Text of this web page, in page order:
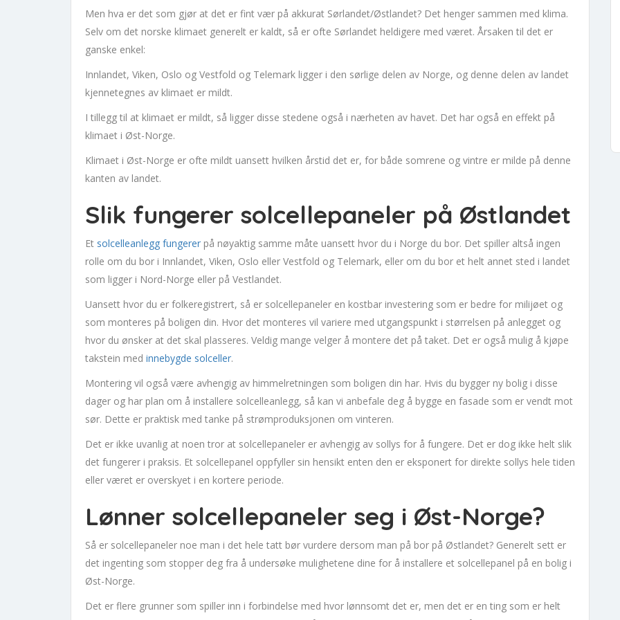
Men hva er det som gjør at det er fint vær på akkurat Sørlandet/Østlandet? Det henger sammen med klima.
Selv om det norske klimaet generelt er kaldt, så er ofte Sørlandet heldigere med været. Årsaken til det er
ganske enkel:
Innlandet, Viken, Oslo og Vestfold og Telemark ligger i den sørlige delen av Norge, og denne delen av landet
kjennetegnes av klimaet er mildt.
I tillegg til at klimaet er mildt, så ligger disse stedene også i nærheten av havet. Det har også en effekt på
klimaet i Øst-Norge.
Klimaet i Øst-Norge er ofte mildt uansett hvilken årstid det er, for både somrene og vintre er milde på denne
kanten av landet.
Slik fungerer solcellepaneler på Østlandet
Et solcelleanlegg fungerer på nøyaktig samme måte uansett hvor du i Norge du bor. Det spiller altså ingen
rolle om du bor i Innlandet, Viken, Oslo eller Vestfold og Telemark, eller om du bor et helt annet sted i landet
som ligger i Nord-Norge eller på Vestlandet.
Uansett hvor du er folkeregistrert, så er solcellepaneler en kostbar investering som er bedre for milijøet og
som monteres på boligen din. Hvor det monteres vil variere med utgangspunkt i størrelsen på anlegget og
hvor du ønsker at det skal plasseres. Veldig mange velger å montere det på taket. Det er også mulig å kjøpe
takstein med innebygde solceller.
Montering vil også være avhengig av himmelretningen som boligen din har. Hvis du bygger ny bolig i disse
dager og har plan om å installere solcelleanlegg, så kan vi anbefale deg å bygge en fasade som er vendt mot
sør. Dette er praktisk med tanke på strømproduksjonen om vinteren.
Det er ikke uvanlig at noen tror at solcellepaneler er avhengig av sollys for å fungere. Det er dog ikke helt slik
det fungerer i praksis. Et solcellepanel oppfyller sin hensikt enten den er eksponert for direkte sollys hele tiden
eller været er overskyet i en kortere periode.
Lønner solcellepaneler seg i Øst-Norge?
Så er solcellepaneler noe man i det hele tatt bør vurdere dersom man på bor på Østlandet? Generelt sett er
det ingenting som stopper deg fra å undersøke mulighetene dine for å installere et solcellepanel på en bolig i
Øst-Norge.
Det er flere grunner som spiller inn i forbindelse med hvor lønnsomt det er, men det er en ting som er helt